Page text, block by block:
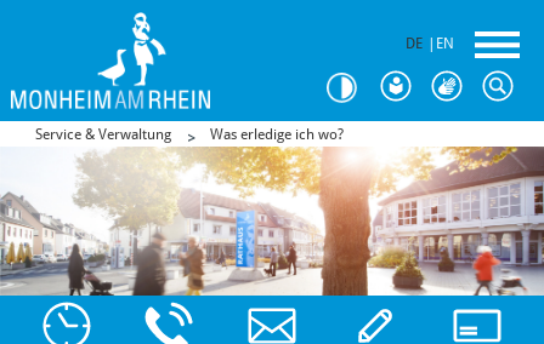
DE EN
Service & Verwaltung Was erledige ich wo?